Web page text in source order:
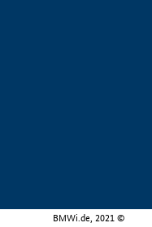
BMWi.de, 2021 ©